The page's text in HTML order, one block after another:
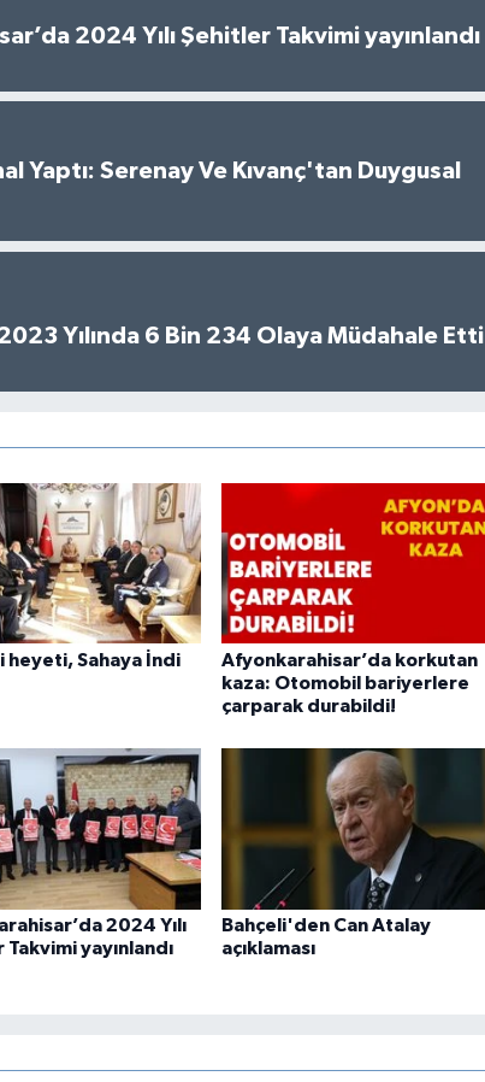
2024 Yılı Şehitler Takvimi yayınlandı
Yaptı: Serenay Ve Kıvanç'tan Duygusal
Yılında 6 Bin 234 Olaya Müdahale Etti
heyeti, Sahaya İndi
Afyonkarahisar’da korkutan
kaza: Otomobil bariyerlere
çarparak durabildi!
2024 Yılı
yayınlandı
Bahçeli'den Can Atalay
açıklaması